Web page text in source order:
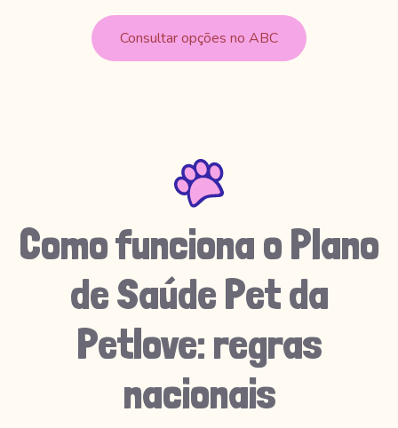
Consultar opções no ABC
Como funciona o Plano
de Saúde Pet da
Petlove: regras
nacionais